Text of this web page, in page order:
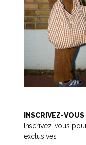
INSCRIVEZ-
Inscrivez-vous
exclusives.